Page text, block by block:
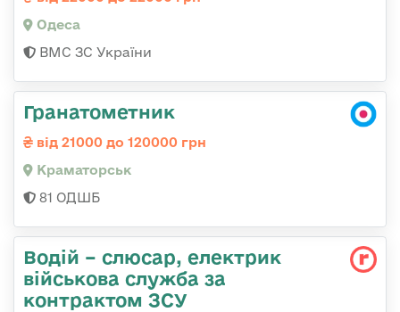
Одеса
ВМС ЗС України
Гранатометник
від 21000 до 120000 грн
Краматорськ
81 ОДШБ
Водій – слюсар, електрик
військова служба за
контрактом ЗСУ